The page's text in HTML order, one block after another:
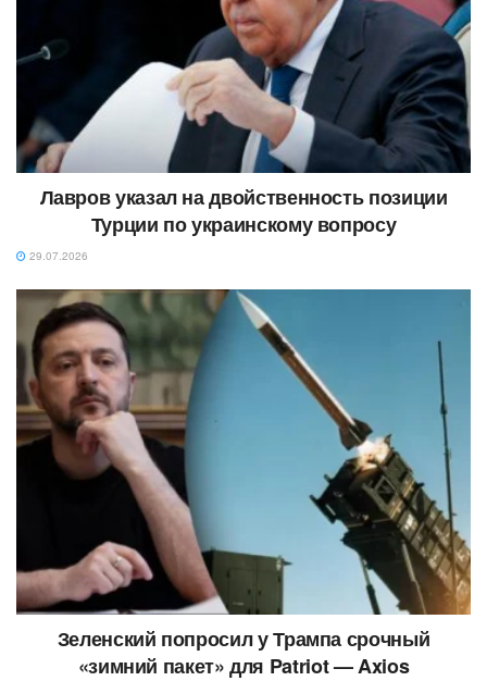
Лавров указал на двойственность позиции
Турции по украинскому вопросу
29.07.2026
Зеленский попросил у Трампа срочный
«зимний пакет» для Patriot — Axios